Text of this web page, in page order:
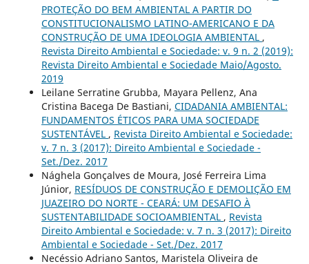
PROTEÇÃO DO BEM AMBIENTAL A PARTIR DO
CONSTITUCIONALISMO LATINO-AMERICANO E DA
CONSTRUÇÃO DE UMA IDEOLOGIA AMBIENTAL ,
Revista Direito Ambiental e Sociedade: v. 9 n. 2 (2019):
Revista Direito Ambiental e Sociedade Maio/Agosto.
2019
Leilane Serratine Grubba, Mayara Pellenz, Ana
Cristina Bacega De Bastiani, CIDADANIA AMBIENTAL:
FUNDAMENTOS ÉTICOS PARA UMA SOCIEDADE
SUSTENTÁVEL , Revista Direito Ambiental e Sociedade:
v. 7 n. 3 (2017): Direito Ambiental e Sociedade -
Set./Dez. 2017
Nághela Gonçalves de Moura, José Ferreira Lima
Júnior, RESÍDUOS DE CONSTRUÇÃO E DEMOLIÇÃO EM
JUAZEIRO DO NORTE - CEARÁ: UM DESAFIO À
SUSTENTABILIDADE SOCIOAMBIENTAL , Revista
Direito Ambiental e Sociedade: v. 7 n. 3 (2017): Direito
Ambiental e Sociedade - Set./Dez. 2017
Necéssio Adriano Santos, Maristela Oliveira de